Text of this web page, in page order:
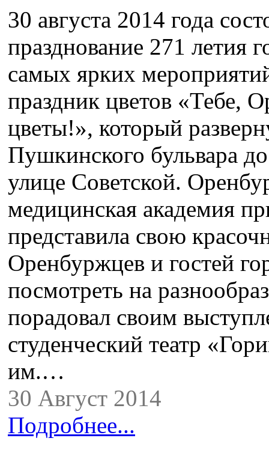
30 августа 2014 года
празднование 271 летия
самых ярких
праздник цветов «Тебе,
цветы!», который
Пушкинского бульвара
улице Советской.
медицинская академия
представила свою
Оренбуржцев и гостей
посмотреть на
порадовал своим
студенческий театр
им.…
30 Август 2014
Подробнее...